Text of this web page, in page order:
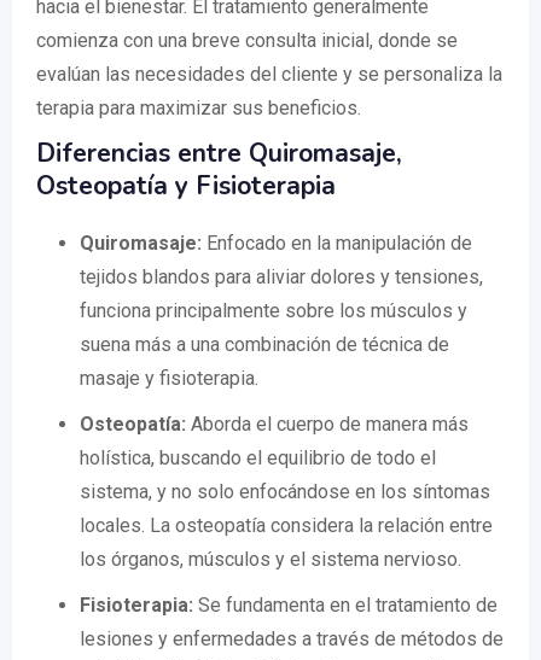
hacia el bienestar. El tratamiento generalmente
comienza con una breve consulta inicial, donde se
evalúan las necesidades del cliente y se personaliza la
terapia para maximizar sus beneficios.
Diferencias entre Quiromasaje,
Osteopatía y Fisioterapia
Quiromasaje: Enfocado en la manipulación de
tejidos blandos para aliviar dolores y tensiones,
funciona principalmente sobre los músculos y
suena más a una combinación de técnica de
masaje y fisioterapia.
Osteopatía: Aborda el cuerpo de manera más
holística, buscando el equilibrio de todo el
sistema, y no solo enfocándose en los síntomas
locales. La osteopatía considera la relación entre
los órganos, músculos y el sistema nervioso.
Fisioterapia: Se fundamenta en el tratamiento de
lesiones y enfermedades a través de métodos de